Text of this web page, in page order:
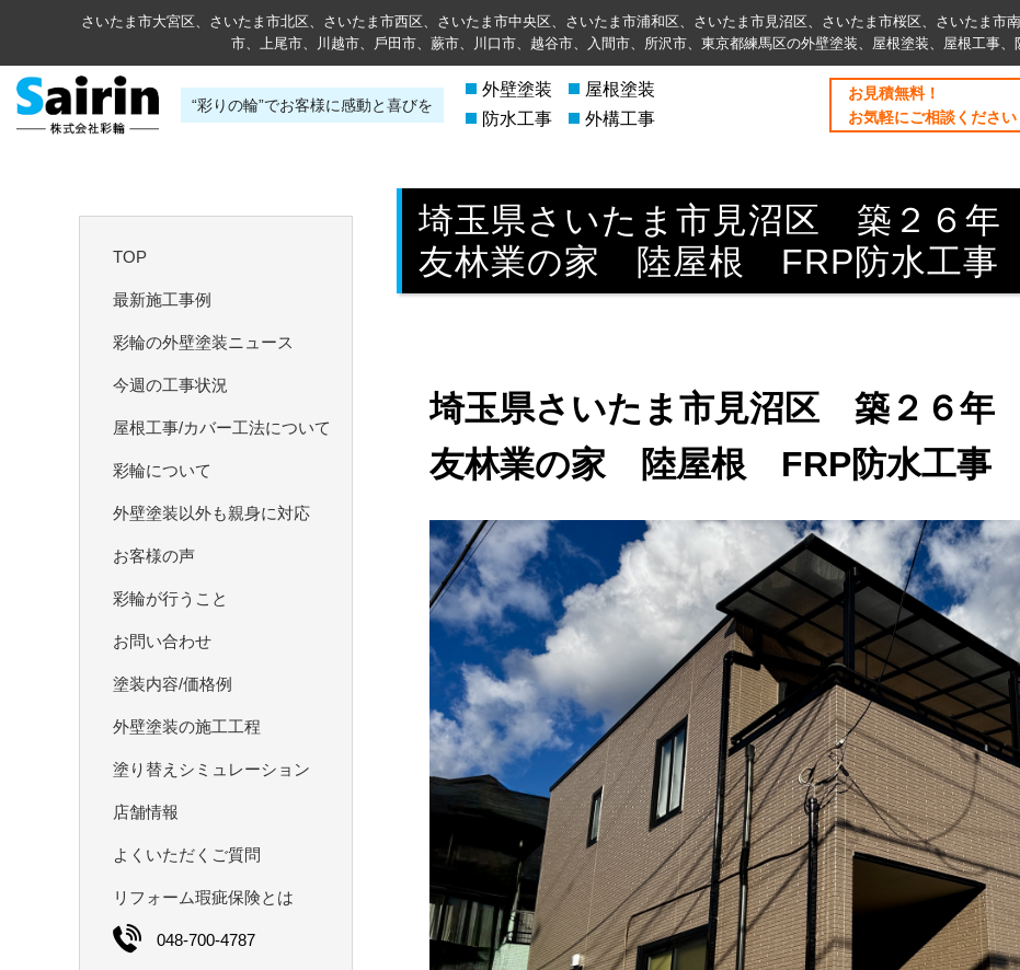
さいたま市大宮区、さいたま市北区、さいたま市西区、さいたま市中央区、さいたま市浦和区、さいたま市見沼区、さいたま市桜区、さいたま市
市、上尾市、川越市、⼾⽥市、蕨市、川⼝市、越谷市、入間市、所沢市、東京都練馬区の外壁塗装、屋根塗装、屋根工事
“彩りの輪”でお客様に感動と喜びを
外壁塗装
屋根塗装
防水工事
外構工事
お⾒積無料！
お気軽にご相談ください
TOP
最新施工事例
彩輪の外壁塗装ニュース
今週の工事状況
屋根工事/カバー工法について
彩輪について
外壁塗装以外も親身に対応
お客様の声
彩輪が⾏うこと
お問い合わせ
塗装内容/価格例
外壁塗装の施⼯工程
塗り替えシミュレーション
店舗情報
よくいただくご質問
リフォーム瑕疵保険とは
048-700-4787
埼玉県さいたま市見沼区 築２６
友林業の家 陸屋根 FRP防水工事
埼玉県さいたま市見沼区 築２６
友林業の家 陸屋根 FRP防水工事